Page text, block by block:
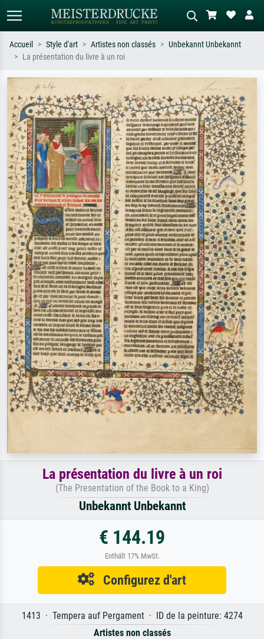
Recherchez par artiste, titre ou style –
ex. Monet, Nuit étoilée,
impressionnisme, vague de Hokusai,
nu.
Décrivez la scène – ex. prairie verte,
abstrait avec beaucoup de rouge,
tableau sombre, nu debout près d'un
arbre.
Accueil Style d'art Artistes non classés
Unbekannt Unbekannt
La présentation du livre à un roi
La présentation du livre à un roi
(The Presentation of the Book to a King)
Unbekannt Unbekannt
€ 144.19
Enthält 17% MwSt.
Configurez d'art
1413 · Tempera auf Pergament · ID de la peinture: 4274
Artistes non classés